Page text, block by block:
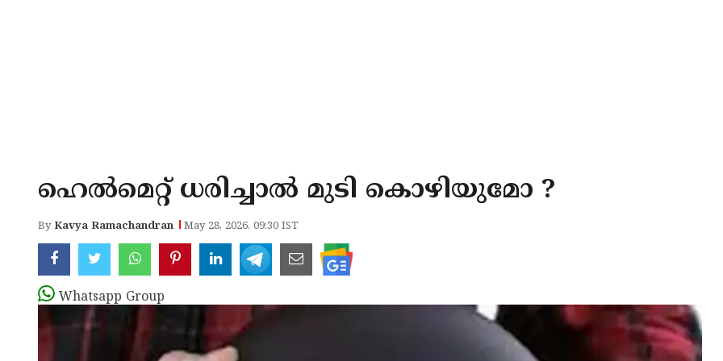
ഹെൽമെറ്റ് ധരിച്ചാൽ മുടി കൊഴിയുമോ ? ​​​​​​​
ByKavya Ramachandran May 28, 2026, 09:30 IST
Whatsapp Group